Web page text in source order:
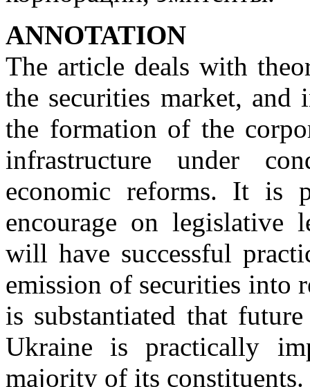
АNNOTATION
The article deals with
the securities market, and
the formation of the
infrastructure under
economic reforms. It is
encourage on legislative
will have successful
emission of securities into
is substantiated that
Ukraine is practically
majority of its